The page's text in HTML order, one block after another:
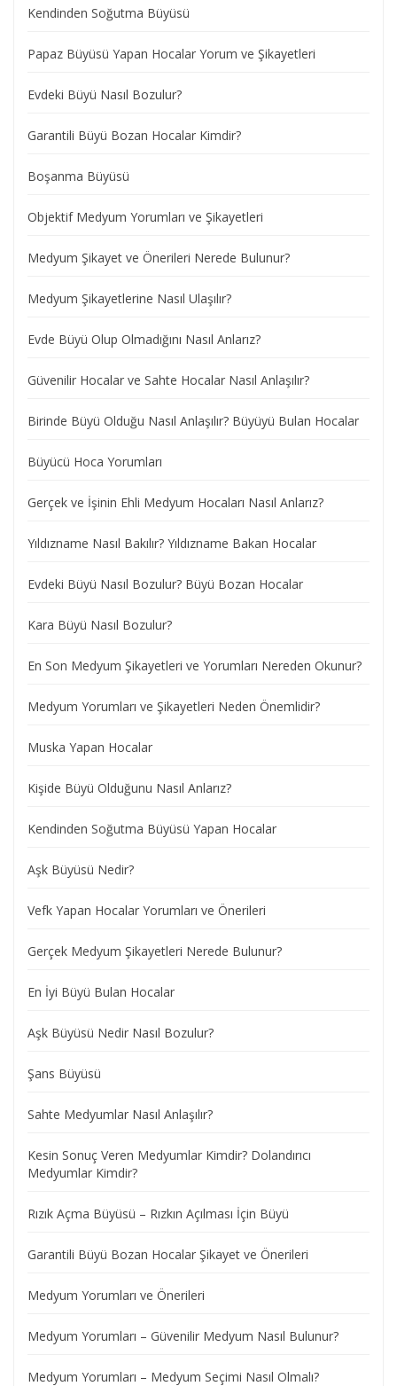
Kendinden Soğutma Büyüsü
Papaz Büyüsü Yapan Hocalar Yorum ve Şikayetleri
Evdeki Büyü Nasıl Bozulur?
Garantili Büyü Bozan Hocalar Kimdir?
Boşanma Büyüsü
Objektif Medyum Yorumları ve Şikayetleri
Medyum Şikayet ve Önerileri Nerede Bulunur?
Medyum Şikayetlerine Nasıl Ulaşılır?
Evde Büyü Olup Olmadığını Nasıl Anlarız?
Güvenilir Hocalar ve Sahte Hocalar Nasıl Anlaşılır?
Birinde Büyü Olduğu Nasıl Anlaşılır? Büyüyü Bulan Hocalar
Büyücü Hoca Yorumları
Gerçek ve İşinin Ehli Medyum Hocaları Nasıl Anlarız?
Yıldızname Nasıl Bakılır? Yıldızname Bakan Hocalar
Evdeki Büyü Nasıl Bozulur? Büyü Bozan Hocalar
Kara Büyü Nasıl Bozulur?
En Son Medyum Şikayetleri ve Yorumları Nereden Okunur?
Medyum Yorumları ve Şikayetleri Neden Önemlidir?
Muska Yapan Hocalar
Kişide Büyü Olduğunu Nasıl Anlarız?
Kendinden Soğutma Büyüsü Yapan Hocalar
Aşk Büyüsü Nedir?
Vefk Yapan Hocalar Yorumları ve Önerileri
Gerçek Medyum Şikayetleri Nerede Bulunur?
En İyi Büyü Bulan Hocalar
Aşk Büyüsü Nedir Nasıl Bozulur?
Şans Büyüsü
Sahte Medyumlar Nasıl Anlaşılır?
Kesin Sonuç Veren Medyumlar Kimdir? Dolandırıcı
Medyumlar Kimdir?
Rızık Açma Büyüsü – Rızkın Açılması İçin Büyü
Garantili Büyü Bozan Hocalar Şikayet ve Önerileri
Medyum Yorumları ve Önerileri
Medyum Yorumları – Güvenilir Medyum Nasıl Bulunur?
Medyum Yorumları – Medyum Seçimi Nasıl Olmalı?